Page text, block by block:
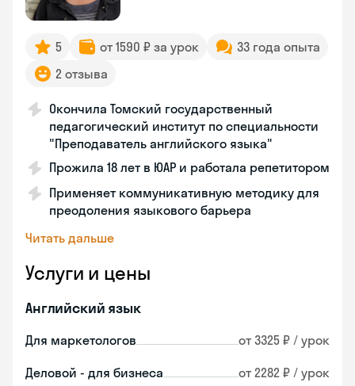
5 от 1590 ₽ за урок
33 года опыта
2 отзыва
Окончила Томский государственный
педагогический институт по специальности
"Преподаватель английского языка"
Прожила 18 лет в ЮАР и работала репетитором
Применяет коммуникативную методику для
преодоления языкового барьера
Читать дальше
Услуги и цены
Английский язык
Для маркетологов от 3325 ₽ / урок
Деловой - для бизнеса от 2282 ₽ / урок